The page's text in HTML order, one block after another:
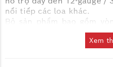
nối tiếp các loa khác.
Bộ sản phẩm bao gồm
giá đỡ trần (tile bridge),
trong các trần thả sửXem